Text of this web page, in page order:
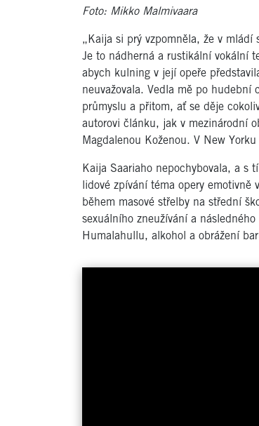
Foto: Mikko Malmivaara
„Kaija si prý vzpomněla, že v
Je to nádherná a rustikální vokální
abych kulning v její opeře
neuvažovala. Vedla mě po hudební
průmyslu a přitom, ať se děje
autorovi článku, jak v mezinárodní
Magdalenou Koženou. V New
Kaija Saariaho nepochybovala, a s
lidové zpívání téma opery emotivně
během masové střelby na střední
sexuálního zneužívání a
Humalahullu, alkohol a obrážení